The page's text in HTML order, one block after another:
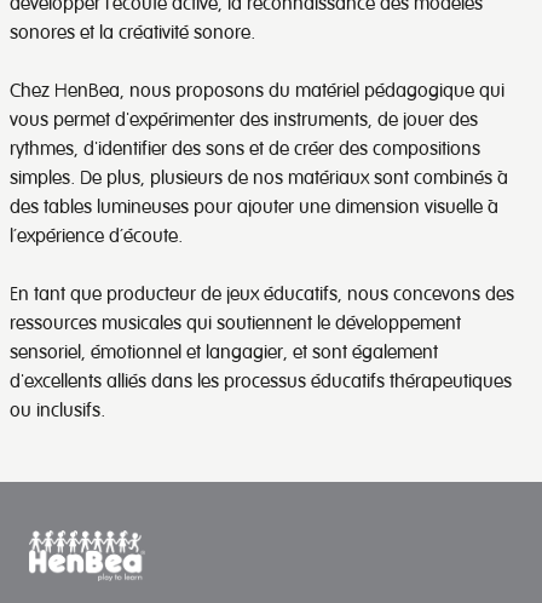
sonores et la créativité sonore.
Chez HenBea, nous proposons du matériel pédagogique qui
vous permet d'expérimenter des instruments, de jouer des
rythmes, d'identifier des sons et de créer des compositions
simples. De plus, plusieurs de nos matériaux sont combinés à
des tables lumineuses pour ajouter une dimension visuelle à
l’expérience d’écoute.
En tant que producteur de jeux éducatifs, nous concevons des
ressources musicales qui soutiennent le développement
sensoriel, émotionnel et langagier, et sont également
d'excellents alliés dans les processus éducatifs thérapeutiques
ou inclusifs.